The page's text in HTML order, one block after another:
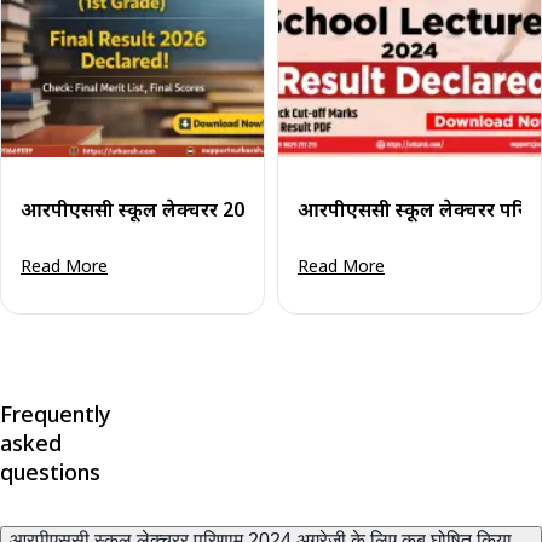
आरपीएससी स्कूल लेक्चरर 2026 का अंतिम परिणाम घोषित: प्रथम
Read More
आरपीएससी स्कूल लेक्चरर
Read More
Frequently
asked
questions